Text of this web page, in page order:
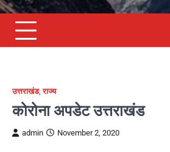
उत्तराखंड,राज्य
कोरोना अपडेट उत्तराखंड
admin November 2, 2020